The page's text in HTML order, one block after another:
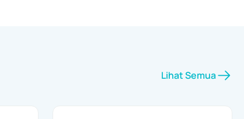
Lihat Semua